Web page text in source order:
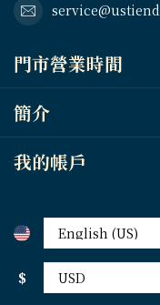
門市營業時間
簡介
我的帳戶
$